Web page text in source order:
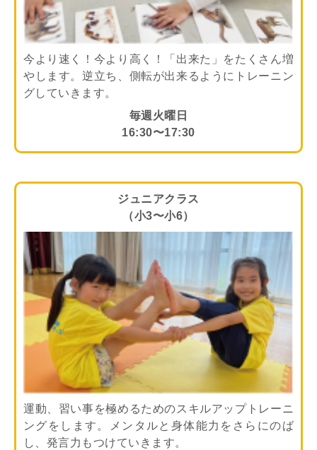
今より速く！今より高く！「出来た」をたくさん増
やします。逆立ち、側転が出来るようにトレーニン
グしていきます。
毎週火曜日
16:30〜17:30
ジュニアクラス
（小3〜小6）
運動、習い事を極めるためのスキルアップトレーニ
ングをします。メンタルと身体能力をさらにのば
し、発言力もつけていきます。